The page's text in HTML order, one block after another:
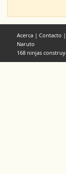
Acerca | Contacto |
Naruto
168 ninjas